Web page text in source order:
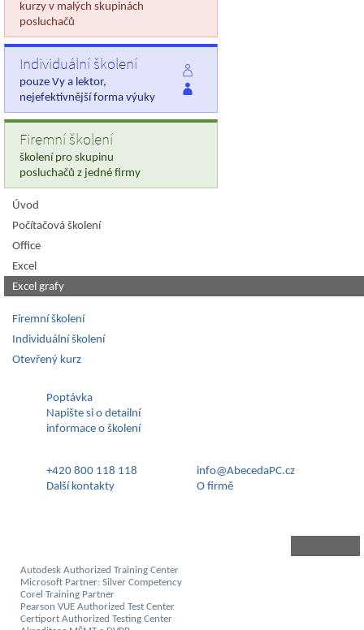
kurzy v malých skupinách
posluchačů
Individuální školení
pouze Vy a lektor,
nejefektivnější forma výuky
Firemní školení
školení pro skupinu
posluchačů z jedné firmy
Úvod
Počítačová školení
Office
Excel
Excel grafy
Firemní školení
Individuální školení
Otevřený kurz
Poptávka
Napište si o detailní
informace o školení
+420 800 118 118
info@AbecedaPC.cz
Další kontakty
O firmě
Autodesk Authorized Training Center
Microsoft Partner: Silver Competency
Corel Training Partner
Pearson VUE Authorized Test Center
Certiport Authorized Testing Center